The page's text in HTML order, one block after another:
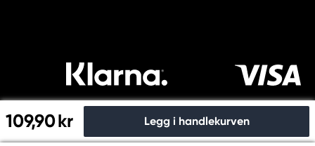
109,90 kr Legg i handlekurven